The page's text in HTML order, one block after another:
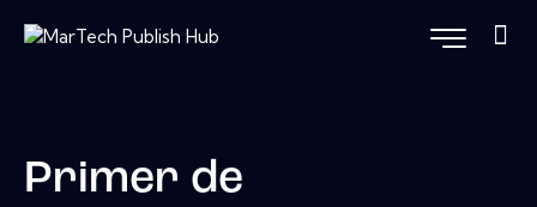
Primer de